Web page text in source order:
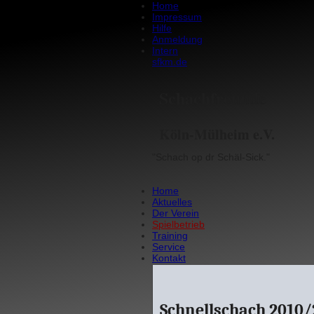
Home
Impressum
Hilfe
Anmeldung
Intern
sfkm.de
Home
Aktuelles
Der Verein
Spielbetrieb
Training
Service
Kontakt
Schnellschach 2010/